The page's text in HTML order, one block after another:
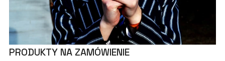
PRODUKTY NA ZAMÓWIENIE